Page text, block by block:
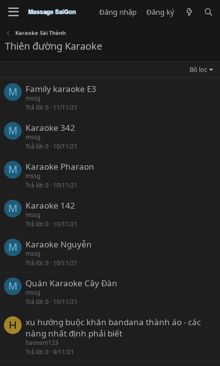
Đăng nhập Đăng ký
Karaoke Sài Thành
Thiên đường Karaoke
Bộ lọc
M Family karaoke E3
mssg
Trả lời 0 11/11/21
M Karaoke 342
mssg
Trả lời 0 10/11/21
M Karaoke Pharaon
mssg
Trả lời 0 10/11/21
M Karaoke 142
mssg
Trả lời 0 10/11/21
M Karaoke Nguyễn
mssg
Trả lời 0 10/11/21
M Quán Karaoke Cây Đàn
mssg
Trả lời 0 10/11/21
H
xu hướng buộc khăn bandana thành áo - các
nàng nhất định phải biết
haonam123
Trả lời 0 9/11/21